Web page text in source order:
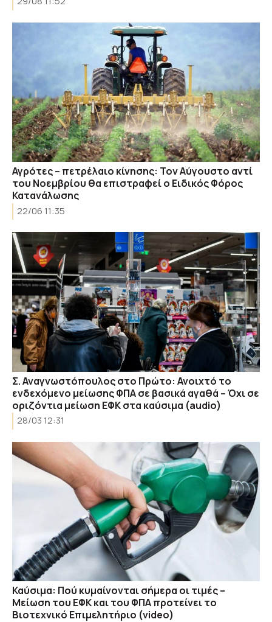
Αγρότες – πετρέλαιο κίνησης: Τον Αύγουστο αντί
του Νοεμβρίου θα επιστραφεί ο Ειδικός Φόρος
Κατανάλωσης
22/06 11:35
Σ. Αναγνωστόπουλος στο Πρώτο: Ανοιχτό το
ενδεχόμενο μείωσης ΦΠΑ σε βασικά αγαθά – Όχι σε
οριζόντια μείωση ΕΦΚ στα καύσιμα (audio)
28/03 12:31
Καύσιμα: Πού κυμαίνονται σήμερα οι τιμές –
Μείωση του ΕΦΚ και του ΦΠΑ προτείνει το
Βιοτεχνικό Επιμελητήριο (video)